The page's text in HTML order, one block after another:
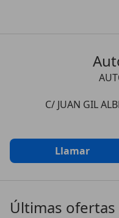
C/ JUAN GIL
Llamar
Últimas ofertas